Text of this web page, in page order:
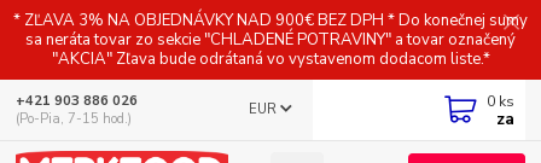
* ZĽAVA 3% NA OBJEDNÁVKY NAD 900€ BEZ DPH * Do konečnej sumy
sa neráta tovar zo sekcie "CHLADENÉ POTRAVINY" a tovar označený
"AKCIA" Zľava bude odrátaná vo vystavenom dodacom liste.*
EUR
+421 903 886 026
(Po-Pia, 7-15 hod.)
0 ks
za